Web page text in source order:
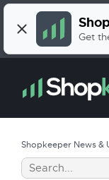
Get
Shopkeeper News &